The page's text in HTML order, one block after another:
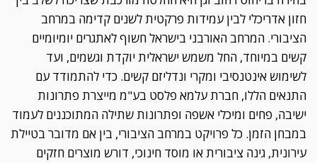
חזון אדריכלי לבין עמידות פרקטית לשנים קדימה במרחב
הציבורי. המרחב האורבני בישראל חשוף לאתגרים יומיומיים
קשים במיוחד, החל משמש ישראלית יוקדת וגשמים, ועד
לשימוש אינטנסיבי ומקרי ונדליזם קשים. כדי להתמודד עם
התנאים הללו, חברת עלמא פלסט בע"מ מייצרת פתרונות
ישיבה, פחים ומיכלי אשפה ופתרונות שתילה המתוכננים לעמוד
במבחן הזמן. כל פרויקט במרחב הציבורי, בין אם מדובר בטיילת
עירונית, גינה ציבורית או מוסד חינוכי, דורש מוצרים חזקים